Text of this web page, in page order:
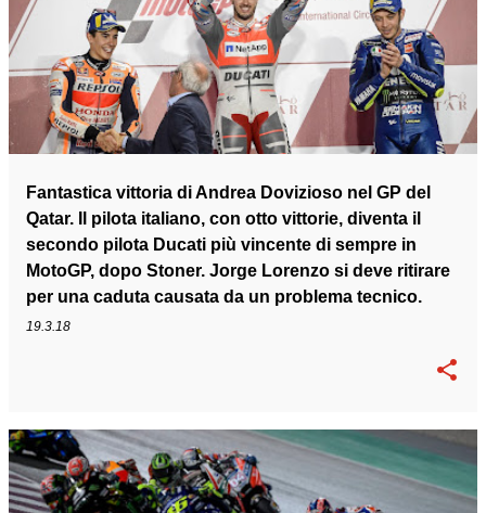
Fantastica vittoria di Andrea Dovizioso nel GP del
Qatar. Il pilota italiano, con otto vittorie, diventa il
secondo pilota Ducati più vincente di sempre in
MotoGP, dopo Stoner. Jorge Lorenzo si deve ritirare
per una caduta causata da un problema tecnico.
19.3.18